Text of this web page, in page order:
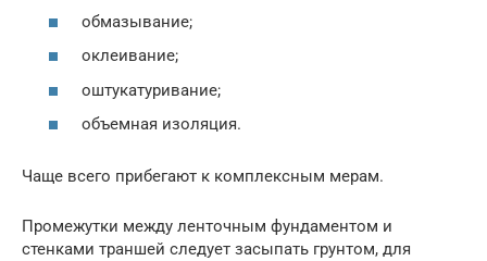
обмазывание;
оклеивание;
оштукатуривание;
объемная изоляция.
Чаще всего прибегают к комплексным мерам.
Промежутки между ленточным фундаментом и
стенками траншей следует засыпать грунтом, для